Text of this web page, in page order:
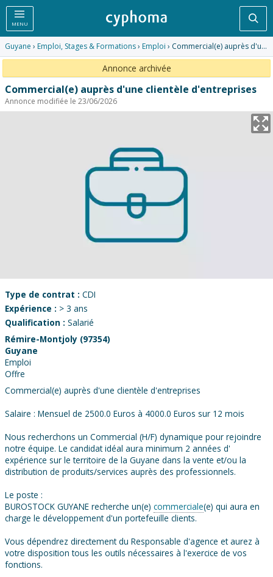
MENU
Guyane › Emploi, Stages & Formations› Emploi › Commercial(e) auprès d'une clientèle d'entreprises
Annonce archivée
Commercial(e) auprès d'une clientèle d'entreprises
Annonce modifiée le 23/06/2026
Type de contrat : CDI
Expérience : > 3 ans
Qualification : Salarié
Rémire-Montjoly (97354)
Guyane
Emploi
Offre
Commercial(e) auprès d'une clientèle d'entreprises
Salaire : Mensuel de 2500.0 Euros à 4000.0 Euros sur 12 mois
Nous recherchons un Commercial (H/F) dynamique pour rejoindre
notre équipe. Le candidat idéal aura minimum 2 années d'
expérience sur le territoire de la Guyane dans la vente et/ou la
distribution de produits/services auprès des professionnels.
Le poste :
BUROSTOCK GUYANE recherche un(e) commerciale(e) qui aura en
charge le développement d'un portefeuille clients.
Vous dépendrez directement du Responsable d'agence et aurez à
votre disposition tous les outils nécessaires à l'exercice de vos
fonctions.